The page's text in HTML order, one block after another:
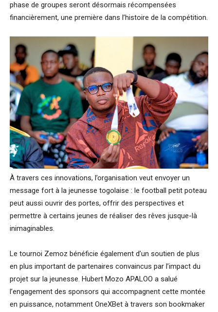
phase de groupes seront désormais récompensées
financièrement, une première dans l’histoire de la compétition.
À travers ces innovations, l’organisation veut envoyer un
message fort à la jeunesse togolaise : le football petit poteau
peut aussi ouvrir des portes, offrir des perspectives et
permettre à certains jeunes de réaliser des rêves jusque-là
inimaginables.
Le tournoi Zemoz bénéficie également d’un soutien de plus
en plus important de partenaires convaincus par l’impact du
projet sur la jeunesse. Hubert Mozo APALOO a salué
l’engagement des sponsors qui accompagnent cette montée
en puissance, notamment OneXBet à travers son bookmaker